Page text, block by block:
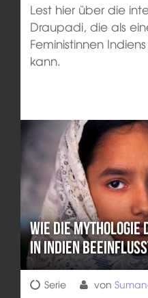
Lest hier über die
Draupadi, die als
Feministinnen
kann.
Wie die Mythologie
in Indien
Serie von